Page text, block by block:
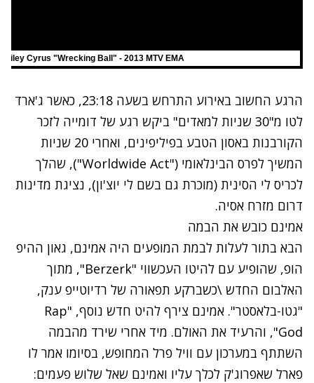
Miley Cyrus "Wrecking Ball" - 2013 MTV EMA
הרגע החשוב באירוע התרחש בשעה 23:18, כאשר ג'ארד
לטו מ"30 שניות למאדים" ביקש רגע של דומייה לזכר
הקורבנות באסון הטבע בפיליפינים, ואחרי 20 שניות
המשיך לפרס הבינלאומי ("Worldwide Act"), שהלך
לכריס לי הסינית (מוכרת גם בשם לי יוצ'ון), נציגת מדינות
דרום מזרח אסיה.
אמינם כובש את הבמה
הבא בתור לעלות לבמת המופעים היה אמינם, גאון ההיפ
הופ, שהופיע עם להיטו העכשווי "Berzerk", מתוך
האלבום החדש \כשברקע תפאורה של רדיוטייפ ענק,
"גטו-בלאסטר". אמינם צירף להיט חדש נוסף, "Rap
God", והרעיד את האולם. מיד אחרי שירד מהבמה
השתתף במערכון עם וויל פרל המחופש, בסיומו אמר לו
פארל שאפרוג'ק לכלך עליו ואמינם שאל שלוש פעמים: